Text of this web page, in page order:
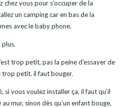
chez vous pour s’occuper de la
un camping car en bas de la
avec le baby phone.
plus.
trop petit, pas la peine d’essayer de
trop petit. il faut bouger.
si vous voulez installer ça, il faut qu’il
mur, sinon dès qu’un enfant bouge,